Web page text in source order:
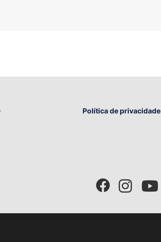
Política de privacidade